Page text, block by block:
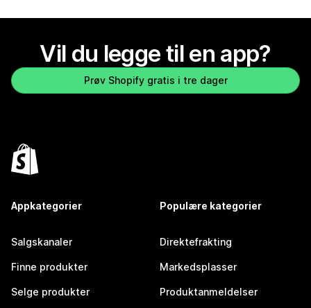
Vil du legge til en app?
Prøv Shopify gratis i tre dager
Appkategorier
Salgskanaler
Finne produkter
Selge produkter
Populære kategorier
Direktefrakting
Markedsplasser
Produktanmeldelser